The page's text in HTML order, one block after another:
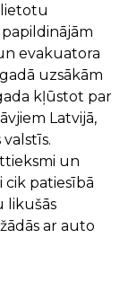
lietotu
evakuatora
uzsākām
kļūstot par
Latvijā,
un
patiesībā
likušās
ar auto